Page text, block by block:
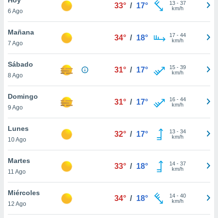
y
en
más
de
6 Ago
33° / 17° 13- 37
km/h
Mañana
7 Ago
34° / 18° 17- 44
km/h
Sábado
8 Ago
31° / 17° 15- 39
km/h
Domingo
9 Ago
31° / 17° 16- 44
km/h
Lunes
10 Ago
32° / 17° 13- 34
km/h
Martes
11 Ago
33° / 18° 14- 37
km/h
Miércoles
12 Ago
34° / 18° 14- 40
km/h